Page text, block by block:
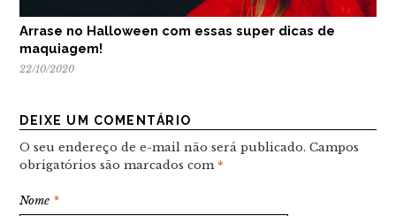
Arrase no Halloween com essas super dicas de
maquiagem!
22/10/2020
DEIXE UM COMENTÁRIO
O seu endereço de e-mail não será publicado. Campos
obrigatórios são marcados com *
Nome *